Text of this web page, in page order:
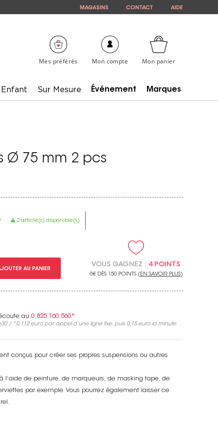
MAGASINS CONTACT AIDE
Mes préférés Mon panier
Mon compte
Enfant Sur Mesure Événement Marques
Ø 75 mm 2 pcs
2 article(s) disponible(s)
AU PANIER
VOUS GAGNEZ : 4 POINTS
-5€ DÈS 150 POINTS ( EN SAVOIR PLUS)
au 0 825 160 560*
/ *0,112 europar appel d’une ligne fixe, puis 0,15 eurola minute
conçus pour créer ses propres suspensions ou autres
l’aide de peinture, de marqueurs, de masking tape, de
par exemple. Vous pourrez également laisser ce